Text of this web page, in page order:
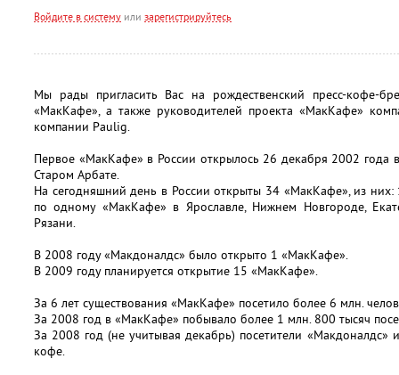
Войдите в систему или зарегистрируйтесь
Мы рады пригласить Вас на рождественский пресс-кофе-
«МакКафе», а также руководителей проекта «МакКафе»
компании Paulig.
Первое «МакКафе» в России открылось 26 декабря 2002 года
Старом Арбате.
На сегодняшний день в России открыты 34 «МакКафе», из них:
по одному «МакКафе» в Ярославле, Нижнем Новгороде,
Рязани.
В 2008 году «Макдоналдс» было открыто 1 «МакКафе».
В 2009 году планируется открытие 15 «МакКафе».
За 6 лет существования «МакКафе» посетило более 6 млн.
За 2008 год в «МакКафе» побывало более 1 млн. 800 тысяч
За 2008 год (не учитывая декабрь) посетители
кофе.